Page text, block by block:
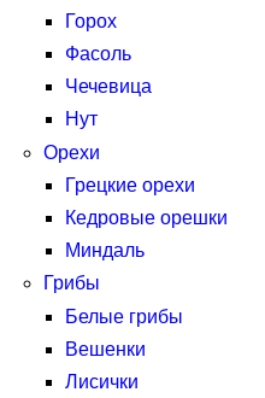
Горох
Фасоль
Чечевица
Нут
Орехи
Грецкие орехи
Кедровые орешки
Миндаль
Грибы
Белые грибы
Вешенки
Лисички